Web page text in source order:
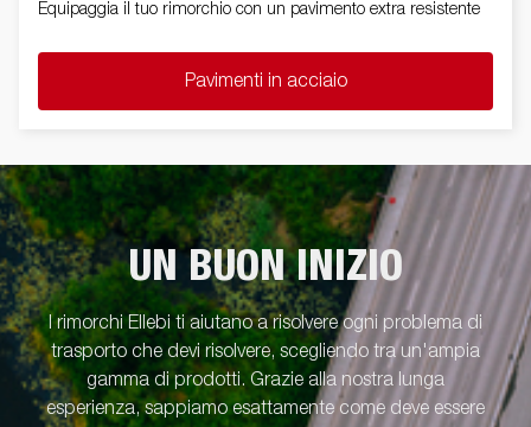
Equipaggia il tuo rimorchio con un pavimento extra resistente
Pavimenti in acciaio
UN BUON INIZIO
I rimorchi Ellebi ti aiutano a risolvere ogni problema di
trasporto che devi risolvere, scegliendo tra un'ampia
gamma di prodotti. Grazie alla nostra lunga
esperienza, sappiamo esattamente come deve essere